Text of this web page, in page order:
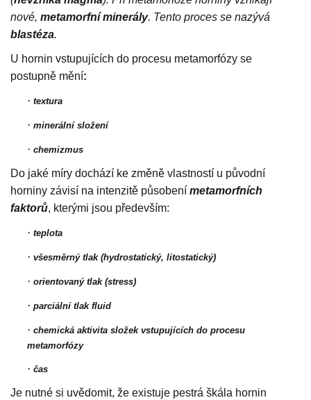
nové, metamorfní minerály. Tento proces se nazývá
blastéza.
U hornin vstupujících do procesu metamorfózy se
postupně mění:
· textura
· minerální složení
· chemizmus
Do jaké míry dochází ke změně vlastností u původní
horniny závisí na intenzitě působení metamorfních
faktorů, kterými jsou především:
· teplota
· všesměrný tlak (hydrostatický, litostatický)
· orientovaný tlak (stress)
· parciální tlak fluid
· chemická aktivita složek vstupujících do procesu
metamorfózy
· čas
Je nutné si uvědomit, že existuje pestrá škála hornin